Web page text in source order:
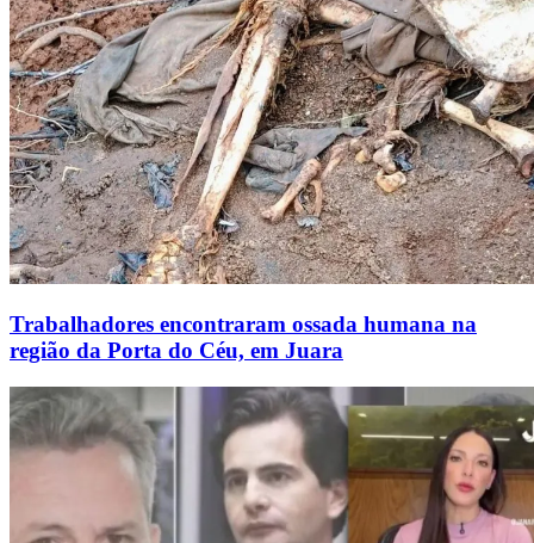
Trabalhadores encontraram ossada humana na
região da Porta do Céu, em Juara